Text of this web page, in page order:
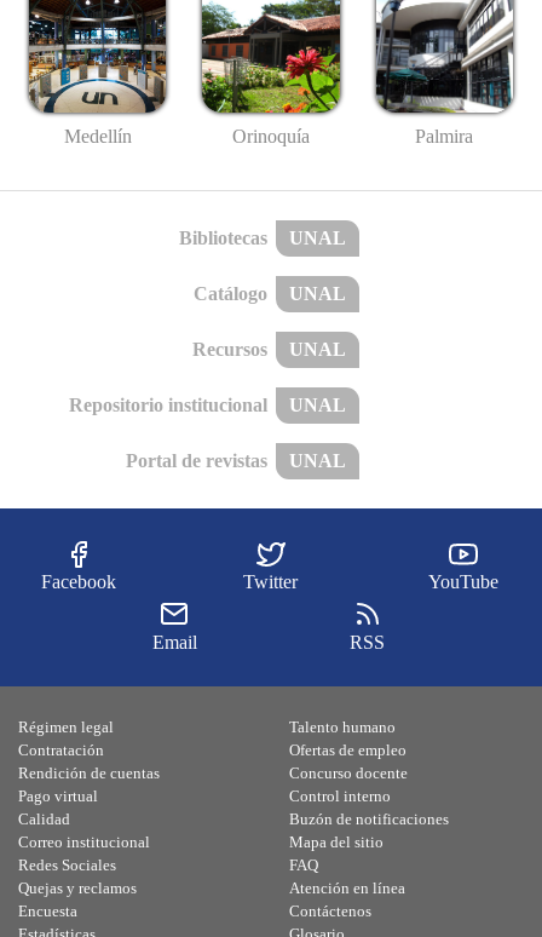
Medellín Orinoquía Palmira
Bibliotecas UNAL
Catálogo UNAL
Recursos UNAL
Repositorio institucional UNAL
Portal de revistas UNAL
Facebook Twitter YouTube
Email RSS
Régimen legal
Contratación
Rendición de cuentas
Pago virtual
Calidad
Talento humano
Ofertas de empleo
Concurso docente
Control interno
Buzón de notificaciones
Correo institucional
Redes Sociales
Quejas y reclamos
Encuesta
Mapa del sitio
FAQ
Atención en línea
Contáctenos